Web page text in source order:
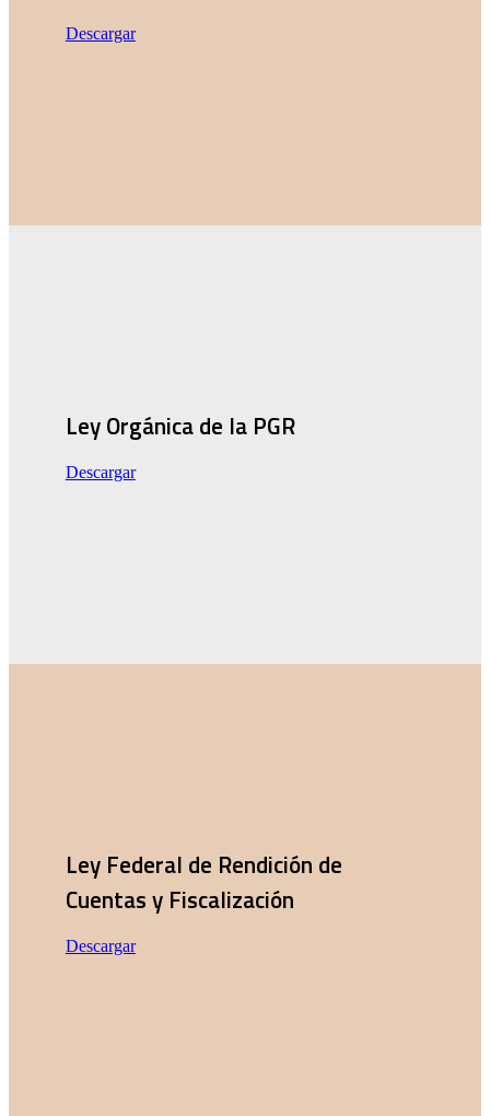
Descargar
Ley Orgánica de la PGR
Descargar
Ley Federal de Rendición de
Cuentas y Fiscalización
Descargar